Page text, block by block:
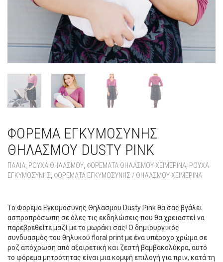
ΦΟΡΕΜΑ ΕΓΚΥΜΟΣΥΝΗΣ
ΘΗΛΑΣΜΟΥ DUSTY PINK
ΠΑΛΙΆ ΡΟΥΧΑ ΘΗΛΑΣΜΟΥ ΦΟΡΈΜΑΤΑ ΘΗΛΑΣΜΟΎ ΧΕΙΜΕΡΙΝΆ ΡΟΥΧΑ
ΕΓΚΥΜΟΣΥΝΗΣ ΦΟΡΈΜΑΤΑ ΕΓΚΥΜΟΣΎΝΗΣ / ΘΗΛΑΣΜΟΎ ΧΕΙΜΕΡΙΝΆ
Το Φορεμα Εγκυμοσυνης Θηλασμου Dusty Pink θα σας βγάλει
ασπροπρόσωπη σε όλες τις εκδηλώσεις που θα χρειαστεί να
παρεβρεθείτε μαζί με το μωράκι σας! Ο δημιουργικός
συνδυασμός του θηλυκού floral print με ένα υπέροχο χρώμα σε
ροζ απόχρωση από αξαιρετική και ζεστή βαμβακολύκρα, αυτό
το φόρεμα μητρότητας είναι μια κομψή επιλογή για πριν, κατά τη